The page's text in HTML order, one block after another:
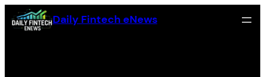
Skip
to
Daily Fintech eNews